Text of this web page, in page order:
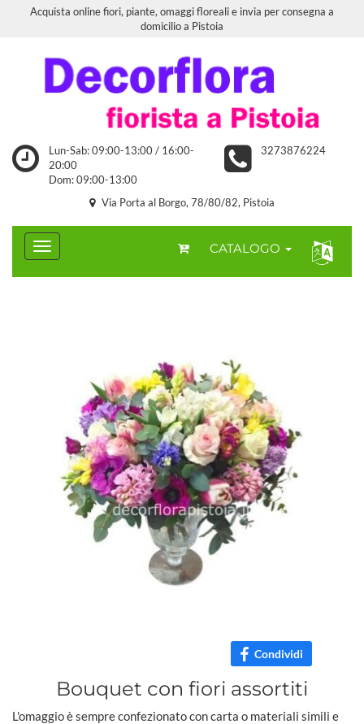
Acquista online fiori, piante, omaggi floreali e invia per consegna a
domicilio a Pistoia
Lun-Sab: 09:00-13:00 / 16:00-
20:00
Dom: 09:00-13:00
3273876224
Via Porta al Borgo, 78/80/82, Pistoia
CATALOGO
Condividi
Bouquet con fiori assortiti
L'omaggio è sempre confezionato con carta o materiali simili e